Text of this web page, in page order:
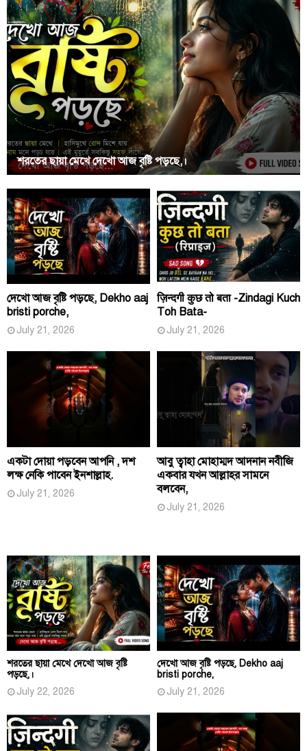
শরতের ছায়া মেখে দেখো আজ বৃষ্টি পড়ছে,।
দেখো আজ বৃষ্টি পড়ছে, Dekho aaj
bristi porche,
July 21, 2026
ज़िन्दगी कुछ तो बता -Zindagi Kuch
Toh Bata-
July 21, 2026
একটা দোয়া পড়বেন আপনি , দশ
লক্ষ নেকি পাবেন ইনশাল্লাহ.
July 21, 2026
আবু ত্বাহা মোহাম্মদ আদনান নবীজি
একবার যখন আল্লাহর সামনে
বলবেন,
July 21, 2026
শরতের ছায়া মেখে দেখো আজ বৃষ্টি
পড়ছে,।
July 22, 2026
দেখো আজ বৃষ্টি পড়ছে, Dekho aaj
bristi porche,
July 21, 2026